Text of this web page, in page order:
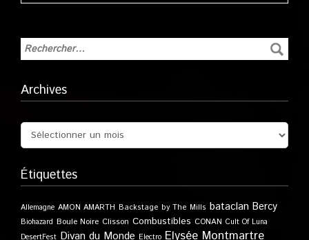
Archives
Étiquettes
Allemagne AMON AMARTH Backstage by The Mills bataclan Bercy
Biohazard Boule Noire Clisson Combustibles CONAN Cult Of Luna
DesertFest Divan du Monde Electro Elysée Montmartre